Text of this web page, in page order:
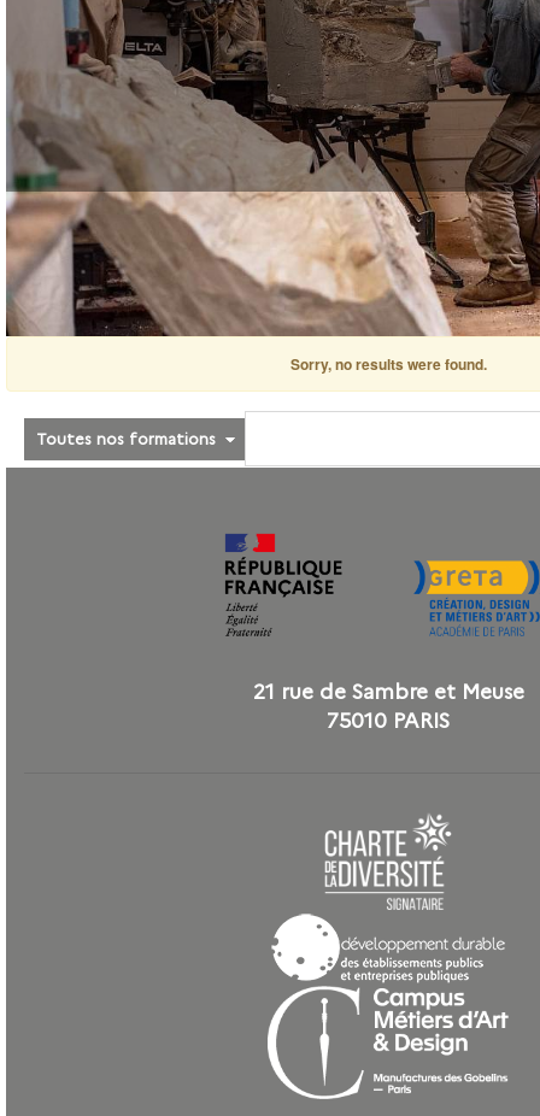
Sorry, no results were found.
Toutes nos formations
21 rue de Sambre et Meuse
75010 PARIS